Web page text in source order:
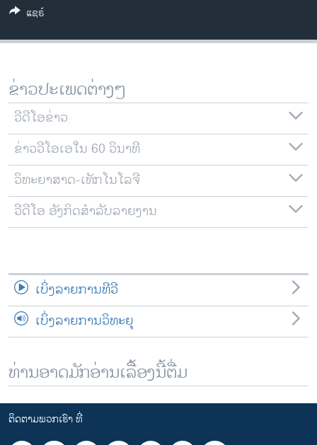
ແຊຣ໌
ຂ່າວປະເພດຕ່າງໆ
ວີດີໂອຂ່າວ
ຂ່າວວີໂອເອໃນ 60 ວິນາທີ
ວິທະຍາສາດ-ເທັກໂນໂລຈີ
ວີດີໂອ ອັງກິດສຳລັບລາຍງານ
ເບິ່ງລາຍການທີວີ
ເບິ່ງລາຍການວິທະຍຸ
ທ່ານອາດມັກອ່ານເລື້ອງນີ້ຕື່ມ
ຕິດຕາມພວກເຮົາ ທີ່